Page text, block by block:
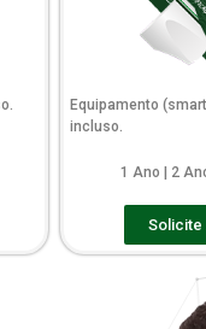
Equipamento
incluso.
1 Ano | 2
Solicite